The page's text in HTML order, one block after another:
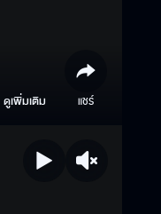
ดูเพิ่มเติม แชร์